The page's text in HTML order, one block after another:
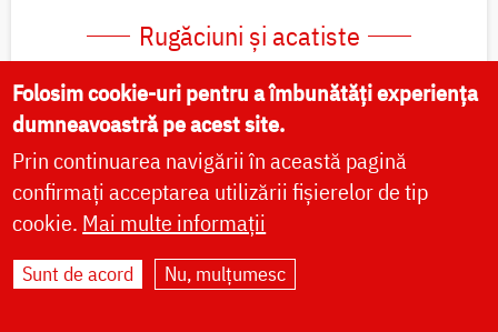
Rugăciuni și acatiste
Acatistul pentru vindecarea de cancer, către
icoana Maicii Domnului „Pantanassa”
Acatist către Maica Domnului, pentru izbăvirea
de patima beției, înaintea icoanei „Potirul
Nesecat”
Rugăciune către Maica Domnului pentru
Folosim cookie-uri pentru a îmbunătăți experiența
dumneavoastră pe acest site.
Prin continuarea navigării în această pagină
confirmați acceptarea utilizării fișierelor de tip
cookie. Mai multe informații
Sunt de acord Nu, mulțumesc